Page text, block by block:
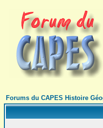
Forums du CAPES Histoire